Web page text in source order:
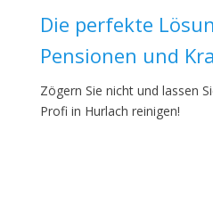
Die perfekte
Pensionen und
Zögern Sie nicht und lassen
Profi in Hurlach reinigen!